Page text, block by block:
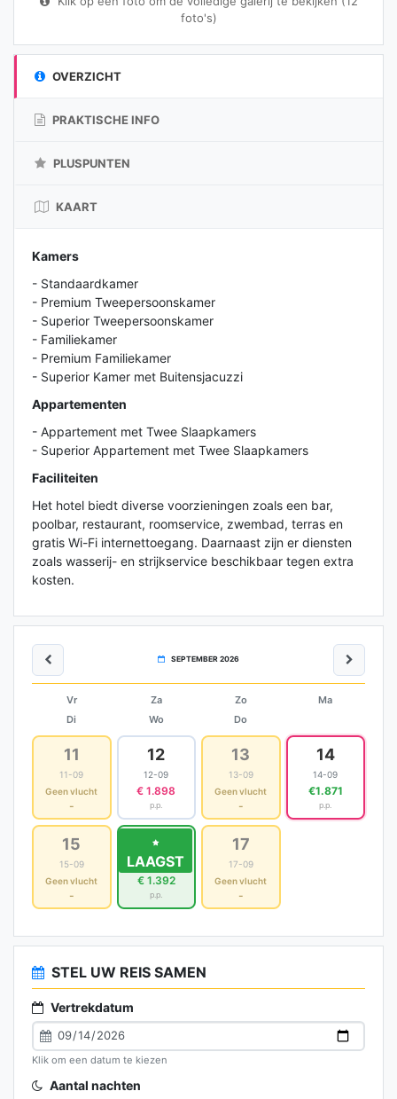
foto's)
OVERZICHT
PRAKTISCHE INFO
PLUSPUNTEN
KAART
Kamers
- Standaardkamer
- Premium Tweepersoonskamer
- Superior Tweepersoonskamer
- Familiekamer
- Premium Familiekamer
- Superior Kamer met Buitensjacuzzi
Appartementen
- Appartement met Twee Slaapkamers
- Superior Appartement met Twee Slaapkamers
Faciliteiten
Het hotel biedt diverse voorzieningen zoals een bar,
poolbar, restaurant, roomservice, zwembad, terras en
gratis Wi-Fi internettoegang. Daarnaast zijn er diensten
zoals wasserij- en strijkservice beschikbaar tegen extra
kosten.
SEPTEMBER 2026
Vr Za Zo
Ma
Di
Wo Do
11
11-09
Geen vlucht
-
12
12-09
€ 1.898
p.p.
13
13-09
Geen vlucht
-
14
14-09
€1.871
p.p.
15
15-09
Geen vlucht
-
LAAGST
16
16-09
€ 1.392
p.p.
17
17-09
Geen vlucht
-
STEL UW REIS SAMEN
Vertrekdatum
Klik om een datum te kiezen
Aantal nachten